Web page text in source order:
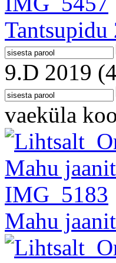
Tantsupidu
9.D 2019
vaeküla
Mahu